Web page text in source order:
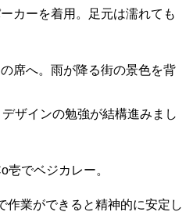
カーを着用。足元は濡れても
席へ。雨が降る街の景色を背
ザインの勉強が結構進みまし
壱でベジカレー。
作業ができると精神的に安定し